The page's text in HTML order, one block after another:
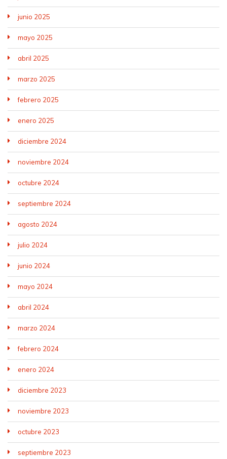
junio 2025
mayo 2025
abril 2025
marzo 2025
febrero 2025
enero 2025
diciembre 2024
noviembre 2024
octubre 2024
septiembre 2024
agosto 2024
julio 2024
junio 2024
mayo 2024
abril 2024
marzo 2024
febrero 2024
enero 2024
diciembre 2023
noviembre 2023
octubre 2023
septiembre 2023